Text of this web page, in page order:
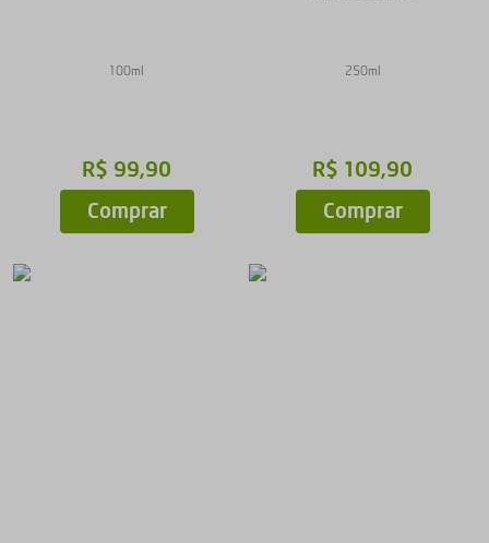
100ml
R$ 99,90
Comprar
250ml
R$ 109,90
Comprar